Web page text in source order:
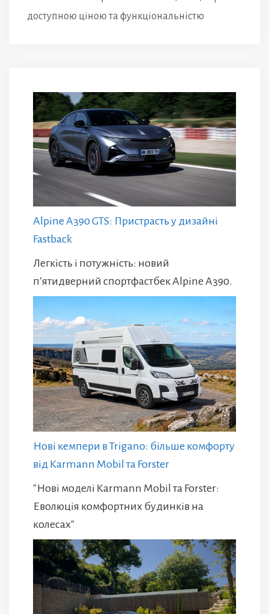
доступною ціною та функціональністю
Alpine A390 GTS: Пристрасть у дизайні
Fastback
Легкість і потужність: новий
п’ятидверний спортфастбек Alpine A390.
Нові кемпери в Trigano: більше комфорту
від Karmann Mobil та Forster
"Нові моделі Karmann Mobil та Forster:
Еволюція комфортних будинків на
колесах"